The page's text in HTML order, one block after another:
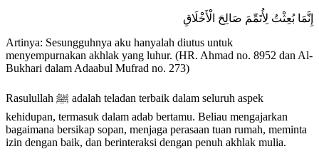
إِنَّمَا بُعِثْتُ لِأُتَمِّمَ صَالِحَ الْأَخْلَاقِ
Artinya: Sesungguhnya aku hanyalah diutus untuk
menyempurnakan akhlak yang luhur. (HR. Ahmad no. 8952 dan Al-
Bukhari dalam Adaabul Mufrad no. 273)
Rasulullah ﷺ adalah teladan terbaik dalam seluruh aspek
kehidupan, termasuk dalam adab bertamu. Beliau mengajarkan
bagaimana bersikap sopan, menjaga perasaan tuan rumah, meminta
izin dengan baik, dan berinteraksi dengan penuh akhlak mulia.